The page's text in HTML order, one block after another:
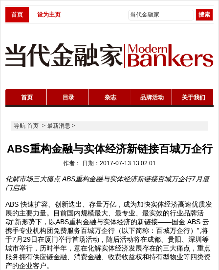
首页 设为主页
首页 目录 杂志 品牌活动 关于我们
导航 首页-> 最新消息 >
ABS重构金融与实体经济新链接百城万企行
作者： 日期：2017-07-13 13:02:01
化解市场三大痛点 ABS重构金融与实体经济新链接百城万企行7月厦
门启幕
ABS 快速扩容、创新迭出、存量万亿，成为加快实体经济高速优质发
展的主要力量。目前国内规模最大、最专业、最实效的行业品牌活
动“新形势下，以ABS重构金融与实体经济的新链接——国金 ABS 云
携手专业机构团免费服务百城万企行（以下简称：百城万企行）”,将
于7月29日在厦门举行首场活动，随后活动将在成都、贵阳、深圳等
城市举行，历时半年，意在化解实体经济发展存在的三大痛点，重点
服务拥有供应链金融、消费金融、收费收益权和持有型物业等四类资
产的企业客户。